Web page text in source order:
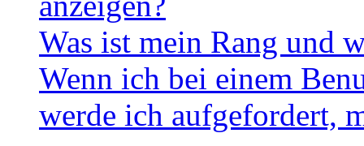
Was ist mein Rang und
Wenn ich bei einem
werde ich aufgefordert,